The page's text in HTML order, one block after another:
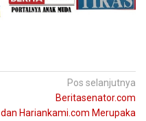
Pos selanjutnya
Beritasenator.com
dan Hariankami.com Merupaka